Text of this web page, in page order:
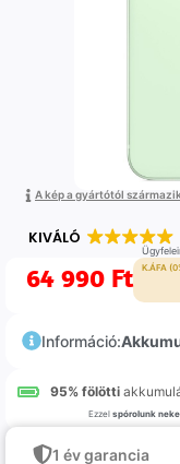
A kép a gyártótól
KIVÁLÓ
64 990 Ft K.ÁFA
Információ:
95% fölötti
Ezzel spórolunk
1 év garancia